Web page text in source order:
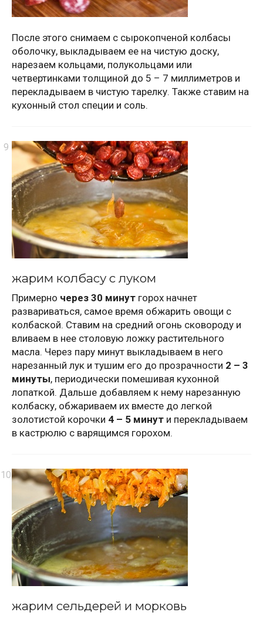
После этого снимаем с сырокопченой колбасы
оболочку, выкладываем ее на чистую доску,
нарезаем кольцами, полукольцами или
четвертинками толщиной до 5 – 7 миллиметров и
перекладываем в чистую тарелку. Также ставим на
кухонный стол специи и соль.
жарим колбасу с луком
Примерно через 30 минут горох начнет
развариваться, самое время обжарить овощи с
колбаской. Ставим на средний огонь сковороду и
вливаем в нее столовую ложку растительного
масла. Через пару минут выкладываем в него
нарезанный лук и тушим его до прозрачности 2 – 3
минуты, периодически помешивая кухонной
лопаткой. Дальше добавляем к нему нарезанную
колбаску, обжариваем их вместе до легкой
золотистой корочки 4 – 5 минут и перекладываем
в кастрюлю с варящимся горохом.
жарим сельдерей и морковь